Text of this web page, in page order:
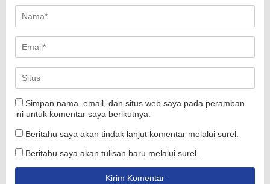
Simpan nama, email, dan situs web saya pada peramban
ini untuk komentar saya berikutnya.
Beritahu saya akan tindak lanjut komentar melalui surel.
Beritahu saya akan tulisan baru melalui surel.